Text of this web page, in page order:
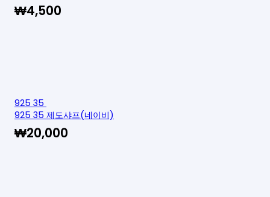
₩4,500
925 35
925 35 제도샤프(네이비)
₩20,000